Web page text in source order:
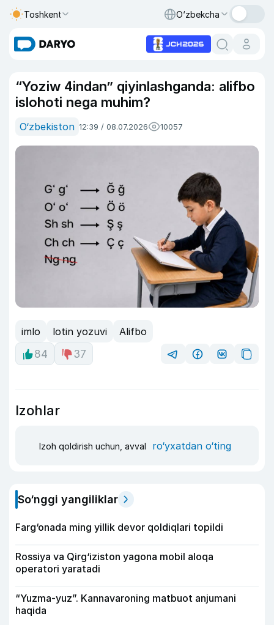
Toshkent O‘zbekcha
“Yoziw 4indan” qiyinlashganda: alifbo
islohoti nega muhim?
O‘zbekiston 12:39 / 08.07.2026 10057
imlo lotin yozuvi
Alifbo
84
37
Izohlar
Izoh qoldirish uchun, avval ro‘yxatdan o‘ting
So‘nggi yangiliklar
Farg‘onada ming yillik devor qoldiqlari topildi
Rossiya va Qirg‘iziston yagona mobil aloqa
operatori yaratadi
“Yuzma-yuz”. Kannavaroning matbuot anjumani
haqida